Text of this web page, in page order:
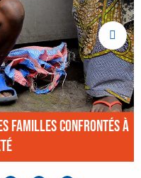
familles confrontés à